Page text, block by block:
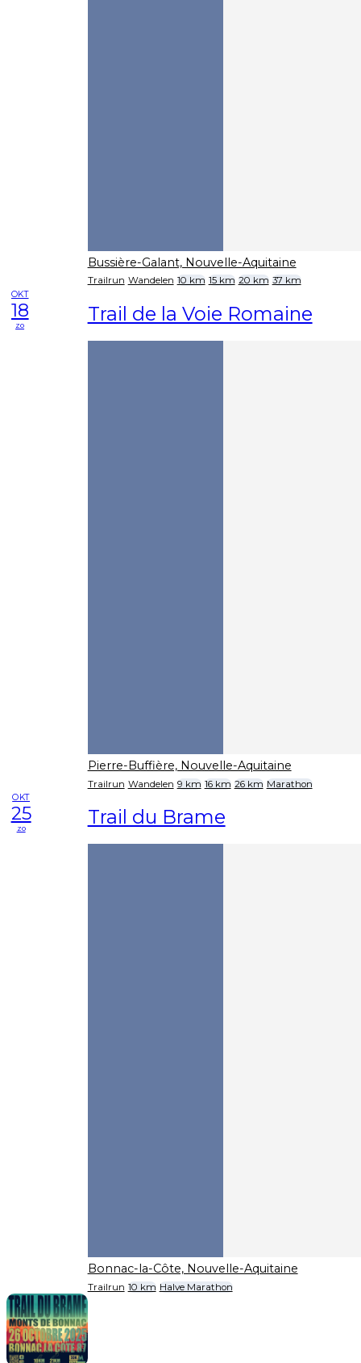
Bussière-Galant, Nouvelle-Aquitaine
Trailrun Wandelen 10 km 15 km 20 km 37 km
OKT
18
zo Trail de la Voie Romaine
Pierre-Buffière, Nouvelle-Aquitaine
Trailrun Wandelen 9 km 16 km 26 km Marathon
OKT
25
zo Trail du Brame
Bonnac-la-Côte, Nouvelle-Aquitaine
Trailrun 10 km Halve Marathon